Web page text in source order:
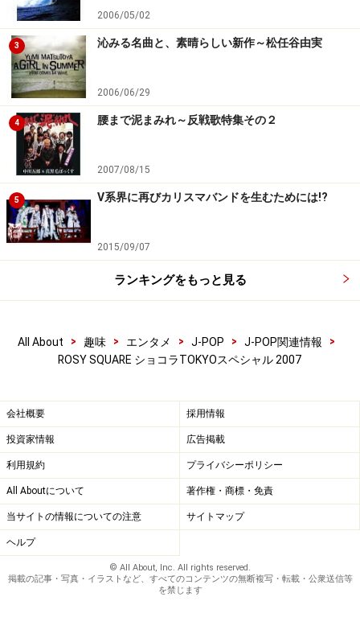
2006/05/02
3 沁みる名曲と、素晴らしい新作～松任谷由実
2006/06/29
4 腰まで泥まみれ～反戦歌特集その２
2007/08/15
5 V系界に再びカリスマバンドを生むためには!?
2015/09/07
ランキングをもっと見る
All About > 趣味 > エンタメ > J-POP > J-POP関連情報
>
ROSY SQUARE ショコラTOKYOスペシャル 2007
会社概要 採用情報
投資家情報 広告掲載
利用規約 プライバシーポリシー
All Aboutについて 著作権・商標・免責
当サイトの情報についての注意 サイトマップ
ヘルプ
© All About, Inc. All rights reserved.
掲載の記事・写真・イラストなど、すべてのコンテンツの無断複写・転載・公衆送信等
を禁じます